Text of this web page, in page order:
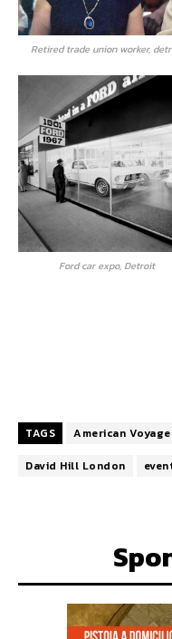
Retired trade union worker,
Ford car expo, Detroit
TAGS American Voyage
David Hill London